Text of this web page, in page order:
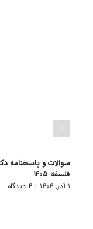
سوالات و پاسخنامه
فلسفه ۱۴۰۵
۱ آذر, ۱۴۰۴ | ۴ دیدگاه